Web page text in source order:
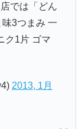
では「どん
3つまみ 一
ク1片 ゴマ
2013, 1月